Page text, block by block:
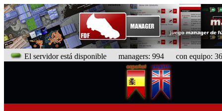
El servidor está disponible managers: 994 con equipo: